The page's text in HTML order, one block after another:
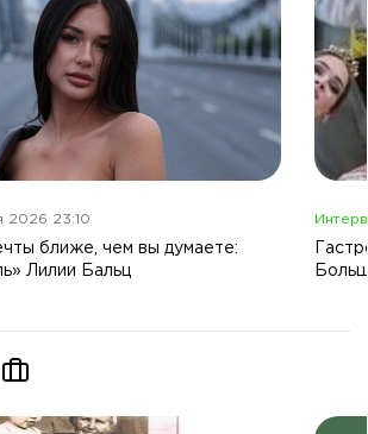
2026 23:10
ближе, чем вы думаете:
Лилии Бальц